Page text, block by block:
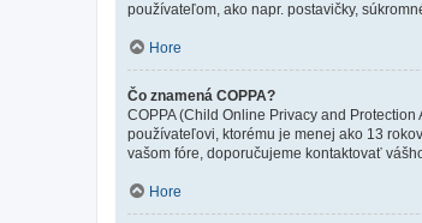
používateľom, ako napr. postavičky,
Hore
Čo znamená COPPA?
COPPA (Child Online Privacy and
používateľovi, ktorému je menej ako 13
vašom fóre, doporučujeme kontaktovať
Hore